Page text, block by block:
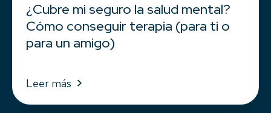
¿Cubre mi seguro la salud mental?
Cómo conseguir terapia (para ti o
para un amigo)
Leer más